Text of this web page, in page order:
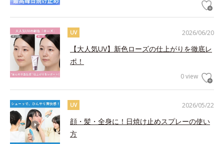
2026/06/20
UV
【大人気UV】新色ローズの仕上がりを徹底レ
ポ！
0 view
2026/05/22
UV
顔・髪・全身に！日焼け止めスプレーの使い
方